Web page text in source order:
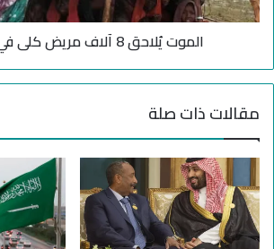
ط
:
م
ر
ي
خ
ح
آ
ا
ف
ي
ض
ك
الموت يُلاحق 8 آلاف مريض كلى في السودان
مقالات ذات صلة